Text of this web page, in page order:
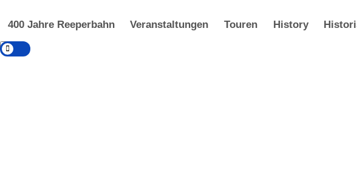
400 Jahre Reeperbahn Veranstaltungen Touren History